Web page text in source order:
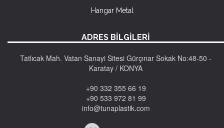
Hangar Metal
ADRES BİLGİLERİ
Tatlıcak Mah. Vatan Sanayi Sitesi Gürçınar Sokak No:48-50 -
Karatay / KONYA
+90 332 355 66 19
+90 533 972 81 99
info@tunaplastik.com